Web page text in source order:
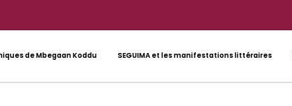
de Mbegaan Koddu SEGUIMA et les manifestations littéraires